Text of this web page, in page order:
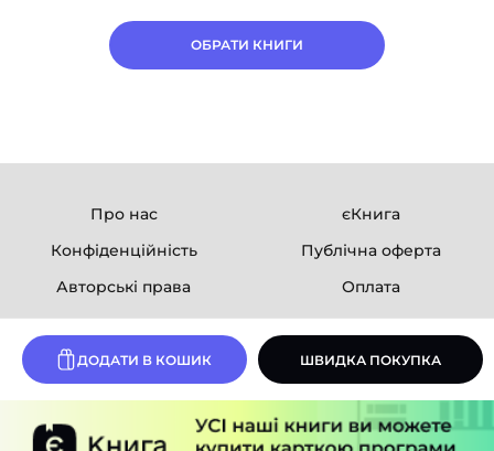
ДОДАТИ В КОШИК ШВИДКА ПОКУПКА
ОБРАТИ КНИГИ
Про нас
єКнига
Конфіденційність
Публічна оферта
Авторські права
Оплата
Розробка сайту